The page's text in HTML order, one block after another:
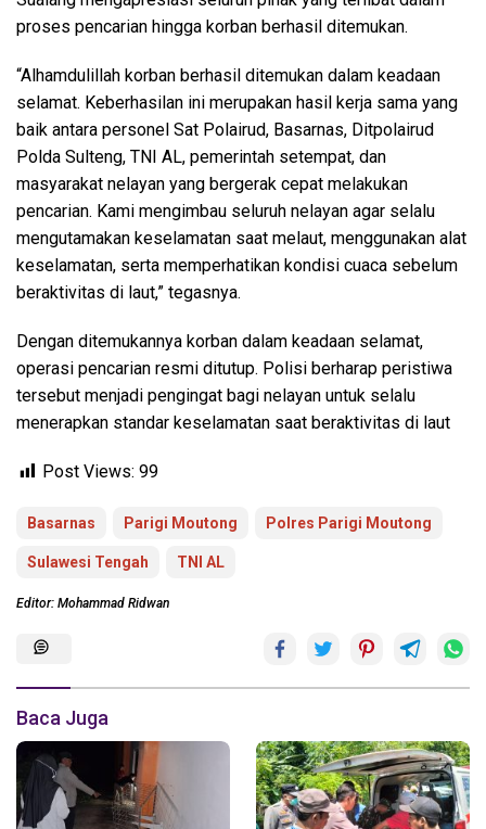
proses pencarian hingga korban berhasil ditemukan.
“Alhamdulillah korban berhasil ditemukan dalam keadaan
selamat. Keberhasilan ini merupakan hasil kerja sama yang
baik antara personel Sat Polairud, Basarnas, Ditpolairud
Polda Sulteng, TNI AL, pemerintah setempat, dan
masyarakat nelayan yang bergerak cepat melakukan
pencarian. Kami mengimbau seluruh nelayan agar selalu
mengutamakan keselamatan saat melaut, menggunakan alat
keselamatan, serta memperhatikan kondisi cuaca sebelum
beraktivitas di laut,” tegasnya.
Dengan ditemukannya korban dalam keadaan selamat,
operasi pencarian resmi ditutup. Polisi berharap peristiwa
tersebut menjadi pengingat bagi nelayan untuk selalu
menerapkan standar keselamatan saat beraktivitas di laut
Post Views: 99
Basarnas Parigi Moutong Polres Parigi Moutong
Sulawesi Tengah TNI AL
Editor: Mohammad Ridwan
Baca Juga